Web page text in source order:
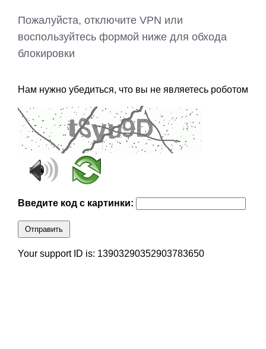
Пожалуйста, отключите VPN или
воспользуйтесь формой ниже для обхода
блокировки
Нам нужно убедиться, что вы не являетесь роботом
Введите код с картинки:
Отправить
Your support ID is: 13903290352903783650